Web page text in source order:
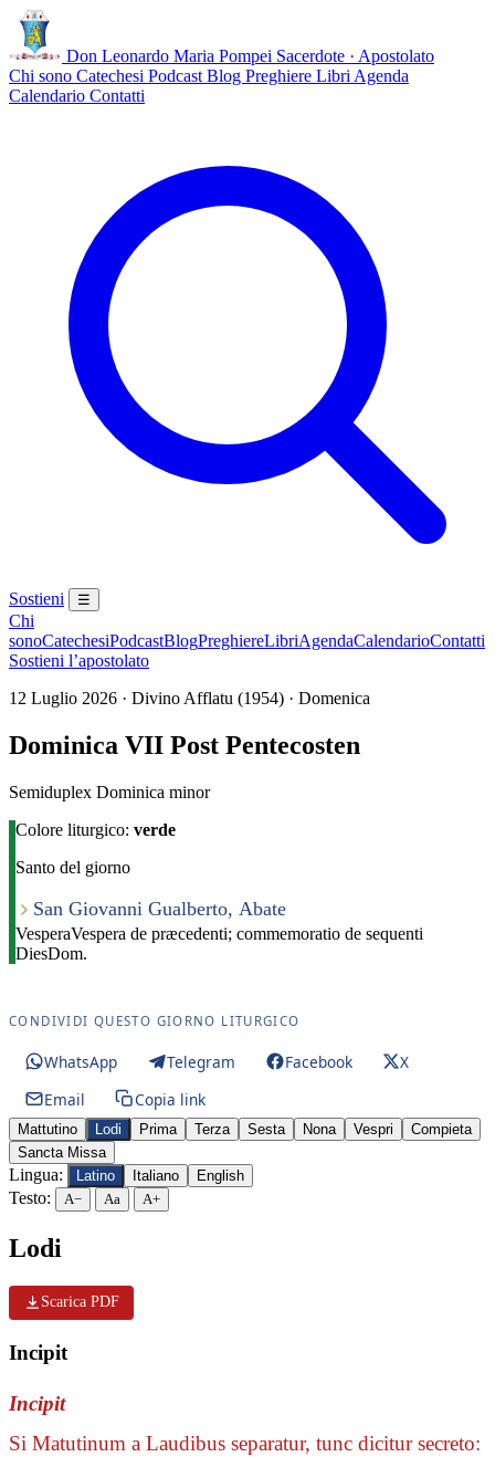
Don Leonardo Maria Pompei Sacerdote · Apostolato
Chi sono Catechesi Podcast Blog Preghiere Libri Agenda
Calendario Contatti
Sostieni ☰
Chi
sonoCatechesiPodcastBlogPreghiereLibriAgendaCalendarioContatti
Sostieni l’apostolato
12 Luglio 2026 · Divino Afflatu (1954) · Domenica
Dominica VII Post Pentecosten
Semiduplex Dominica minor
Colore liturgico: verde
Santo del giorno
San Giovanni Gualberto, Abate
VesperaVespera de præcedenti; commemoratio de sequenti
DiesDom.
CONDIVIDI QUESTO GIORNO LITURGICO
WhatsApp Telegram Facebook
X
Email
Copia link
Mattutino Lodi Prima Terza Sesta Nona Vespri
Compieta
Sancta Missa
Lingua: Latino Italiano English
Testo: A− Aa A+
Lodi
Scarica PDF
Incipit
Incipit
Si Matutinum a Laudibus separatur, tunc dicitur secreto: